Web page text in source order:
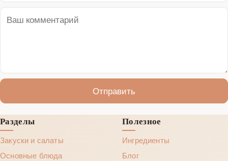
Отправить
Разделы
Закуски и салаты
Основные блюда
Полезное
Ингредиенты
Блог